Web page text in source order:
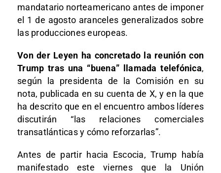
mandatario norteamericano antes de imponer
el 1 de agosto aranceles generalizados sobre
las producciones europeas.
Von der Leyen ha concretado la reunión con
Trump tras una “buena” llamada telefónica,
según la presidenta de la Comisión en su
nota, publicada en su cuenta de X, y en la que
ha descrito que en el encuentro ambos líderes
discutirán “las relaciones comerciales
transatlánticas y cómo reforzarlas”.
Antes de partir hacia Escocia, Trump había
manifestado este viernes que la Unión